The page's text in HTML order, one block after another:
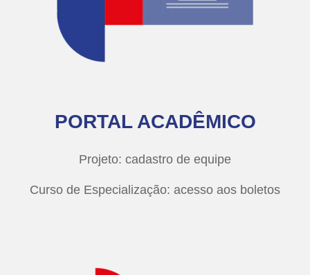
PORTAL ACADÊMICO
Projeto: cadastro de equipe
Curso de Especialização: acesso aos boletos